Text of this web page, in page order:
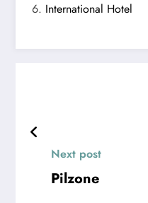
International Hotel
Next post
Pilzone